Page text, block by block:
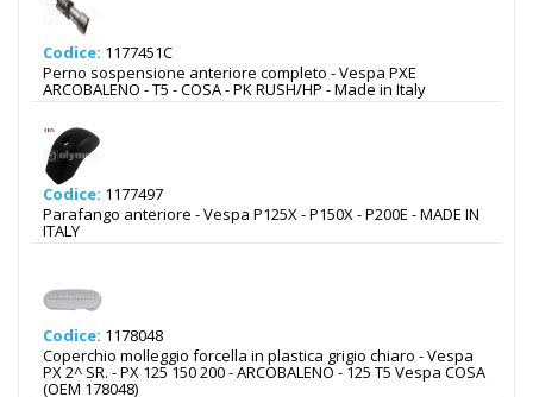
Codice: 1177451C
Perno sospensione anteriore completo - Vespa PXE
ARCOBALENO - T5 - COSA - PK RUSH/HP - Made in Italy
Codice: 1177497
Parafango anteriore - Vespa P125X - P150X - P200E - MADE IN
ITALY
Codice: 1178048
Coperchio molleggio forcella in plastica grigio chiaro - Vespa
PX 2^ SR. - PX 125 150 200 - ARCOBALENO - 125 T5 Vespa COSA
(OEM 178048)